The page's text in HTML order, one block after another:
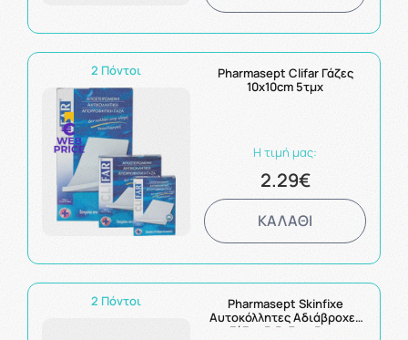
2 Πόντοι
Pharmasept Clifar Γάζες
10x10cm 5τμχ
Η τιμή μας:
2.29€
ΚΑΛΑΘΙ
2 Πόντοι
Pharmasept Skinfixe
Αυτοκόλλητες Αδιάβροχες
Γάζες 5.5x7cm 5τμχ